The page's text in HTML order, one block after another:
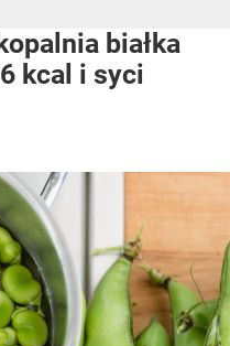
białka
kcal i syci